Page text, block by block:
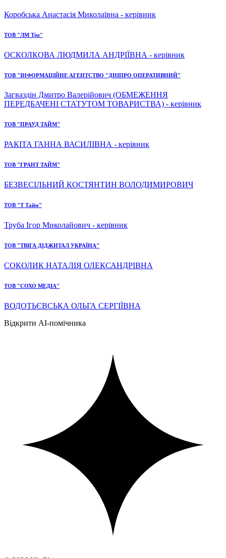
Коробська Анастасія Миколаївна - керівник
ТОВ "ЛМ Тім"
ОСКОЛКОВА ЛЮДМИЛА АНДРІЇВНА - керівник
ТОВ "ІНФОРМАЦІЙНЕ АГЕНТСТВО "ДНІПРО ОПЕРАТИВНИЙ"
Загваздін Дмитро Валерійович (ОБМЕЖЕННЯ
ПЕРЕДБАЧЕНІ СТАТУТОМ ТОВАРИСТВА) - керівник
ТОВ "ПРАУД ТАЙМ"
РАКІТА ГАННА ВАСИЛІВНА - керівник
ТОВ "ГРАНТ ТАЙМ"
БЕЗВЕСІЛЬНИЙ КОСТЯНТИН ВОЛОДИМИРОВИЧ
ТОВ "Т Тайм"
Труба Ігор Миколайович - керівник
ТОВ "ТВІГА ДІДЖИТАЛ УКРАЇНА"
СОКОЛИК НАТАЛІЯ ОЛЕКСАНДРІВНА
ТОВ "СОХО МЕДІА"
ВОДОТЬЄВСЬКА ОЛЬГА СЕРГІЇВНА
Відкрити AI-помічника